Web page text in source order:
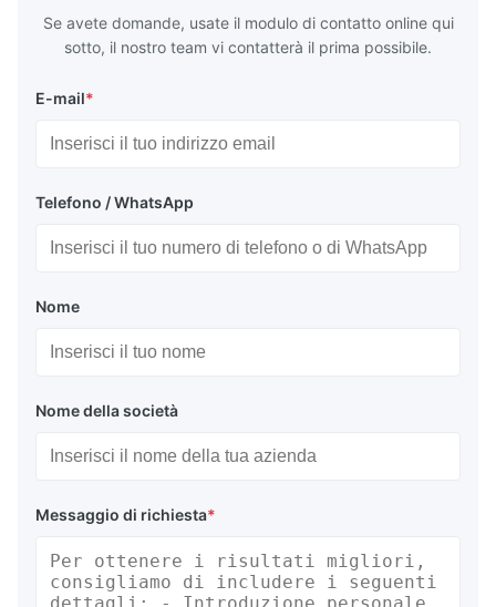
Se avete domande, usate il modulo di contatto online qui
sotto, il nostro team vi contatterà il prima possibile.
E-mail*
Telefono / WhatsApp
Nome
Nome della società
Messaggio di richiesta*